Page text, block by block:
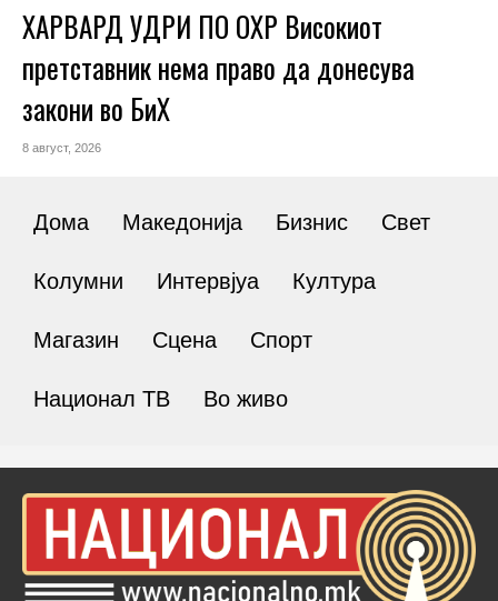
ХАРВАРД УДРИ ПО ОХР Високиот
претставник нема право да донесува
закони во БиХ
8 август, 2026
Дома Македонија Бизнис Свет
Колумни Интервјуа Култура
Магазин Сцена Спорт
Национал ТВ Во живо